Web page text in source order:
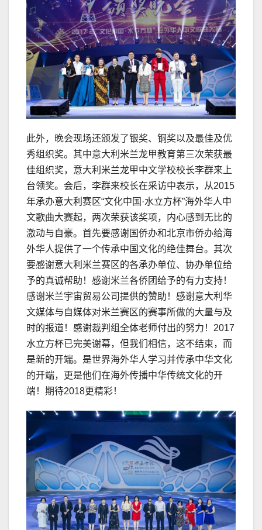
此外，晚会现场还颁发了银奖、铜奖以及最佳及优
秀组织奖。其中意大利米兰龙甲教育第三次荣获最
佳组织奖，意大利米兰龙甲中文学校校长李群来上
台领奖。会后，李群来校长在采访中表示，从2015
年承办意大利赛区“文化中国·水立方杯”海外华人中
文歌曲大赛起，两次荣获该奖项，内心感到无比的
激动与自豪。首先要感谢国侨办和北京市侨办给海
外华人提供了一个传承中国文化的绝佳舞台。其次
要感谢意大利米兰赛区的各承办单位、协办单位给
予的真诚帮助！感谢米兰各侨团给予的有力支持！
感谢米兰宇宙贸易公司提供的赞助！感谢意大利华
文媒体与自媒体对米兰赛区的赛事所做的大量与及
时的报道！感谢裁判组全体老师付出的努力！2017
水立方杯已完美谢幕，但我们相信，这不结束，而
是新的开端。是世界海外华人学习并传承中华文化
的开端，更是他们在海外传播中华传统文化的开
端！期待2018更精彩！